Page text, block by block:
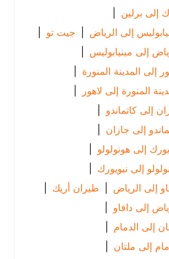
|
إلى الرياض
| جيت تو |
مينيابوليس |
المنورة |
إلى لاهور |
|
جازان
|
هونولولو |
نيويورك |
الرياض
| طيران أريك
|
دافاو
|
|
ملتان |